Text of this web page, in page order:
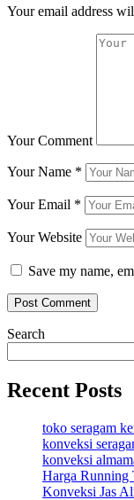
Your email address
Your Comment
Your Name *
Your Email *
Your Website
Save my name,
Search
Recent Posts
toko seragam
konveksi
konveksi
Harga Running
Konveksi Jas